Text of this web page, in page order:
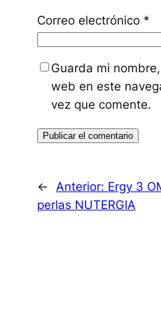
Correo electrónico *
Guarda mi
web en este
vez que comente.
← Anterior: Ergy 3
perlas NUTERGIA